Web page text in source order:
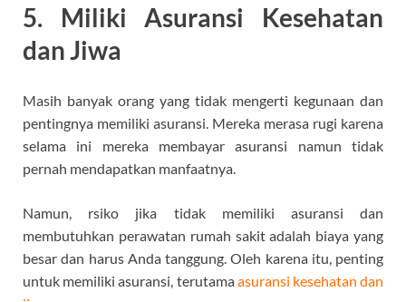
5. Miliki Asuransi Kesehatan
dan Jiwa
Masih banyak orang yang tidak mengerti kegunaan dan
pentingnya memiliki asuransi. Mereka merasa rugi karena
selama ini mereka membayar asuransi namun tidak
pernah mendapatkan manfaatnya.
Namun, rsiko jika tidak memiliki asuransi dan
membutuhkan perawatan rumah sakit adalah biaya yang
besar dan harus Anda tanggung. Oleh karena itu, penting
untuk memiliki asuransi, terutamaasuransi kesehatan dan